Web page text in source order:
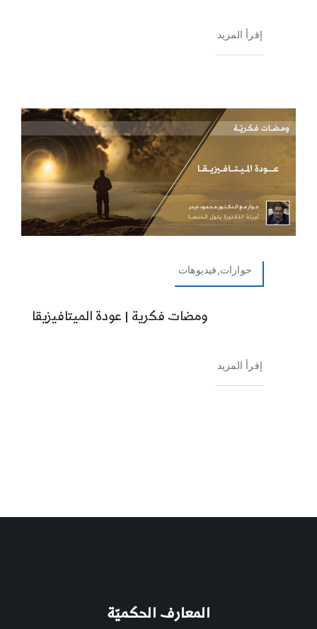
إقرأ المزيد
حوارات,فيديوهات
ومضات فكرية | عودة الميتافيزيقا
إقرأ المزيد
المعارف الحكميّة